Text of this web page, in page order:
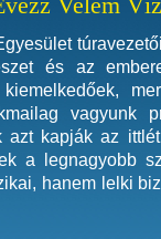
és az
vagyunk
azt kapják az
a legnagyobb
hanem lelki